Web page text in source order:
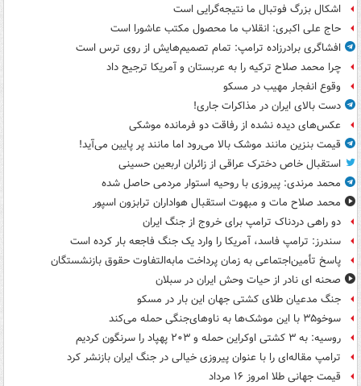
اشکال بزرگ فوتبال ما نتیجه‌گرایی است
حاج علی اکبری: انقلاب ما محصول مکتب عاشورا است
افشاگری برادرزاده ترامپ: تمام تصمیم‌هایش از روی ترس است
چرا محمد صلاح ترکیه را به عربستان و آمریکا ترجیح داد
وقوع انفجار مهیب در مسکو
دست بالای ایران در مذاکرات جاری!
عکس‌های دیده نشده از رفاقت دو فرمانده‌ موشکی
قیمت بنزین مانند موشک بالا می‌رود اما مانند پر پایین می‌آید!
استقبال خاص دخترک عراقی از زائران اربعین حسینی
محمد مرندی: پیروزی با روحیه استوار مردمی حاصل شده
محمد صلاح مات و مبهوت استقبال هواداران ترابزون اسپور
دو راهی دردناک ترامپ برای خروج از جنگ ایران
سندرز: ترامپ فاسد، آمریکا را وارد یک جنگ فاجعه بار کرده است
پاسخ تأمین‌اجتماعی به زمان پرداخت مابه‌التفاوت حقوق بازنشستگان
صحنه ای نادر از حیات وحش ایران در سبلان
جنگ مدعیان طلای کشتی جهان این بار در مسکو
سوخو۳۵ با این موشک‌ها به ناوهای‌جنگی حمله می‌کند
روسیه: به ۳ کشتی اوکراین حمله و ۲۰۳ پهپاد را سرنگون کردیم
ترامپ مقاله‌ای را با عنوان پیروزی خیالی در جنگ ایران بازنشر کرد
قیمت جهانی طلا امروز ۱۶ مرداد